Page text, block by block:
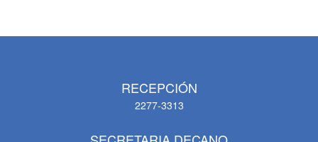
RECEPCIÓN
2277-3313